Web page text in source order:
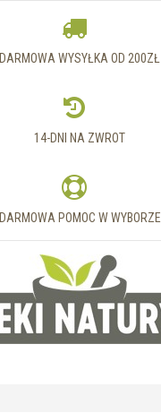
DARMOWA WYSYŁKA OD 200ZŁ
14-DNI NA ZWROT
DARMOWA POMOC W WYBORZE